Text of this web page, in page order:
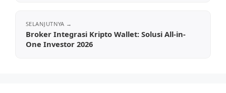
Broker Integrasi Kripto Wallet: Solusi All-in-
One Investor 2026